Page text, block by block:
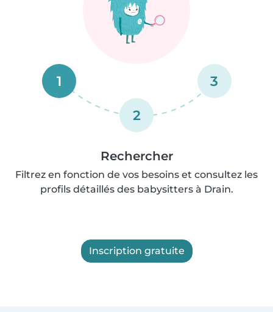
1
2
3
Rechercher
Filtrez en fonction de vos besoins et consultez les
profils détaillés des babysitters à Drain.
Inscription gratuite